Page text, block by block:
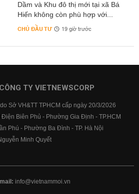
Dầm và Khu đô thị mới tại xã Bá
Hiến không còn phù hợp với...
CHỦ ĐẦU TƯ 19 giờ trước
TY VIETNEWSCORP
Sở VH&TT TPHCM cấp ngày 20/3/2026
Biên Phủ - Phường Gia Định - TP.HCM
Phú - Phường Ba Đình - TP. Hà Nội
Minh Quyết
info@vietnammoi.vn